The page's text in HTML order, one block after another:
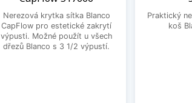
Nerezová krytka sítka Blanco
CapFlow pro estetické zakrytí
výpusti. Možné použít u všech
dřezů Blanco s 3 1/2 výpustí.
Praktický
koš